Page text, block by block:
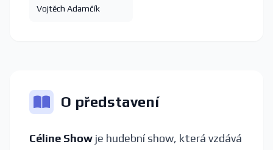
Vojtěch Adamčík
O představení
Céline Show je hudební show, která vzdává